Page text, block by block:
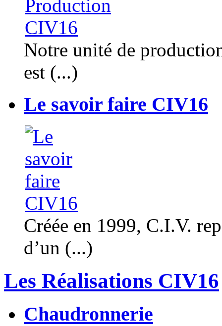
Notre unité de
est (...)
Le savoir faire CIV16
Créée en 1999, C.I.V.
d’un (...)
Les Réalisations CIV16
Chaudronnerie